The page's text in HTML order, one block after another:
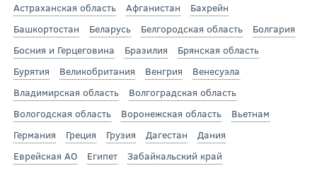
Астраханская область
Афганистан
Бахрейн
Башкортостан
Беларусь Белгородская область
Болгария
Босния и Герцеговина
Бразилия
Брянская область
Бурятия
Великобритания Венгрия
Венесуэла
Владимирская область
Волгоградская область
Вологодская область
Воронежская область
Вьетнам
Германия
Греция Грузия Дагестан
Дания
Еврейская АО
Египет
Забайкальский край